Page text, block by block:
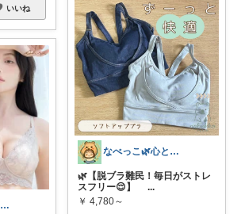
いいね
あら！これ良いわね～
なべっこ🌿心と体を整える暮らし
🌿【脱ブラ難民！毎日がストレ
スフリー😌】
...
￥ 4,780～